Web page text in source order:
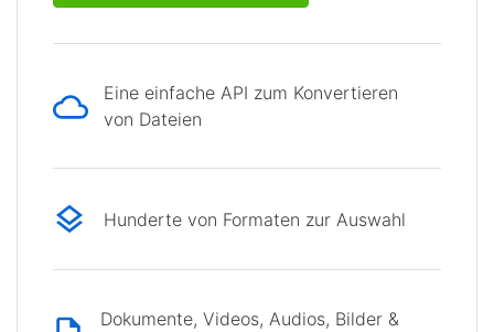
Eine einfache API zum Konvertieren
von Dateien
Hunderte von Formaten zur Auswahl
Dokumente, Videos, Audios, Bilder &